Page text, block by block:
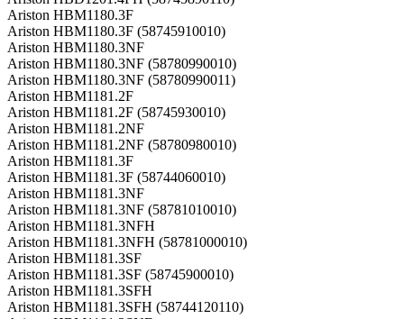
Ariston HBM1180.3F
Ariston HBM1180.3F (58745910010)
Ariston HBM1180.3NF
Ariston HBM1180.3NF (58780990010)
Ariston HBM1180.3NF (58780990011)
Ariston HBM1181.2F
Ariston HBM1181.2F (58745930010)
Ariston HBM1181.2NF
Ariston HBM1181.2NF (58780980010)
Ariston HBM1181.3F
Ariston HBM1181.3F (58744060010)
Ariston HBM1181.3NF
Ariston HBM1181.3NF (58781010010)
Ariston HBM1181.3NFH
Ariston HBM1181.3NFH (58781000010)
Ariston HBM1181.3SF
Ariston HBM1181.3SF (58745900010)
Ariston HBM1181.3SFH
Ariston HBM1181.3SFH (58744120110)